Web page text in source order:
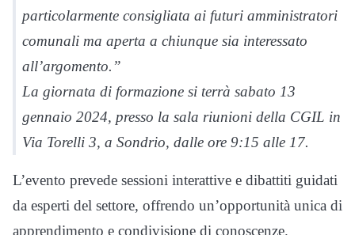
particolarmente consigliata ai futuri amministratori
comunali ma aperta a chiunque sia interessato
all’argomento.”
La giornata di formazione si terrà sabato 13
gennaio 2024, presso la sala riunioni della CGIL in
Via Torelli 3, a Sondrio, dalle ore 9:15 alle 17.
L’evento prevede sessioni interattive e dibattiti guidati
da esperti del settore, offrendo un’opportunità unica di
apprendimento e condivisione di conoscenze.